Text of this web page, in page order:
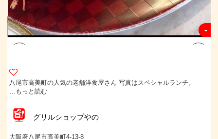
-
八尾市高美町の人気の老舗洋食屋さん 写真はスペシャルランチ。
…もっと読む
グリルショップやの
大阪府八尾市高美町4-13-8